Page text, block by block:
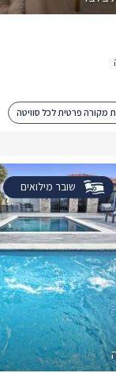
מקורה פרטית לכל סוויטה
שובר מילואים